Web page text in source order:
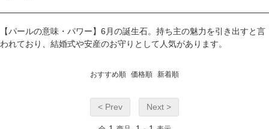
【パールの意味・パワー】6月の誕生石。持ち主の魅力を引き出すと言
われており、結婚式や安産のお守りとして人気があります。
おすすめ順 価格順 新着順
< Prev Next >